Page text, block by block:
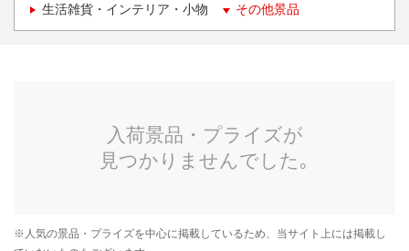
生活雑貨・インテリア・小物 その他景品